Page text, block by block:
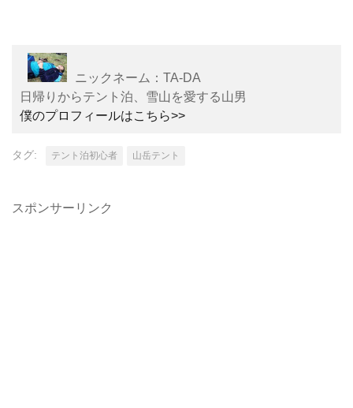
ニックネーム：TA-DA
日帰りからテント泊、雪山を愛する山男
僕のプロフィールはこちら>>
タグ: テント泊初心者 山岳テント
スポンサーリンク